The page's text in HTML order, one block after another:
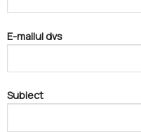
E-mailul dvs
Subiect